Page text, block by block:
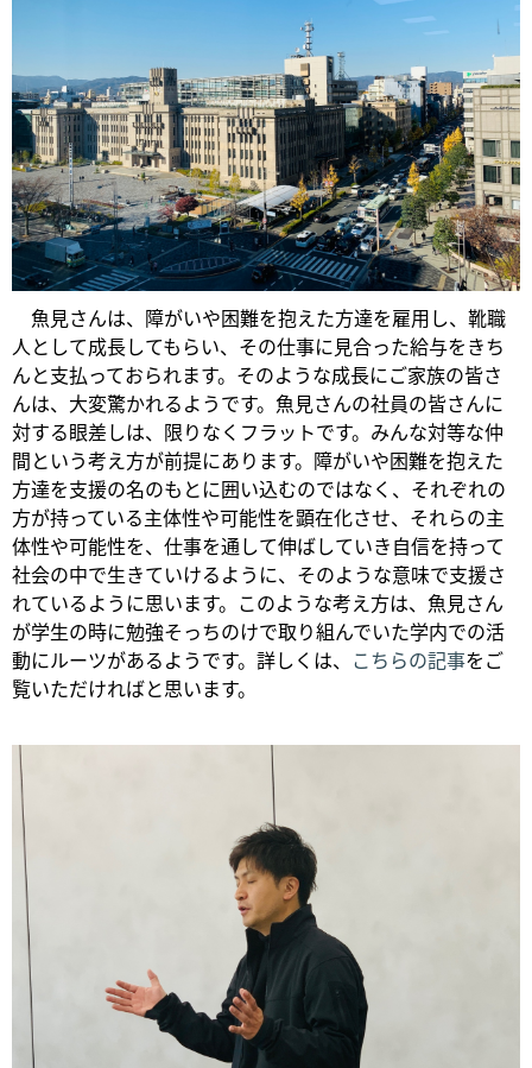
魚見さんは、障がいや困難を抱えた方達を雇用し、靴職
人として成長してもらい、その仕事に見合った給与をきち
んと支払っておられます。そのような成長にご家族の皆さ
んは、大変驚かれるようです。魚見さんの社員の皆さんに
対する眼差しは、限りなくフラットです。みんな対等な仲
間という考え方が前提にあります。障がいや困難を抱えた
方達を支援の名のもとに囲い込むのではなく、それぞれの
方が持っている主体性や可能性を顕在化させ、それらの主
体性や可能性を、仕事を通して伸ばしていき自信を持って
社会の中で生きていけるように、そのような意味で支援さ
れているように思います。このような考え方は、魚見さん
が学生の時に勉強そっちのけで取り組んでいた学内での活
動にルーツがあるようです。詳しくは、 こちらの記事をご
覧いただければと思います。